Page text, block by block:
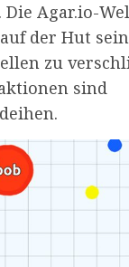
Agar.io-
der Hut
zu
sind